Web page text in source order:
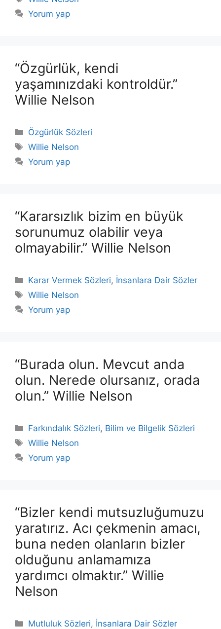
Yorum yap
“Özgürlük, kendi
yaşamınızdaki kontroldür.”
Willie Nelson
Kategoriler
Özgürlük Sözleri
Etiketler
Willie Nelson
Yorum yap
“Kararsızlık bizim en büyük
sorunumuz olabilir veya
olmayabilir.” Willie Nelson
Kategoriler
Karar Vermek Sözleri, İnsanlara Dair Sözler
Etiketler
Willie Nelson
Yorum yap
“Burada olun. Mevcut anda
olun. Nerede olursanız, orada
olun.” Willie Nelson
Kategoriler
Farkındalık Sözleri, Bilim ve Bilgelik Sözleri
Etiketler
Willie Nelson
Yorum yap
“Bizler kendi mutsuzluğumuzu
yaratırız. Acı çekmenin amacı,
buna neden olanların bizler
olduğunu anlamamıza
yardımcı olmaktır.” Willie
Nelson
Kategoriler
Mutluluk Sözleri, İnsanlara Dair Sözler